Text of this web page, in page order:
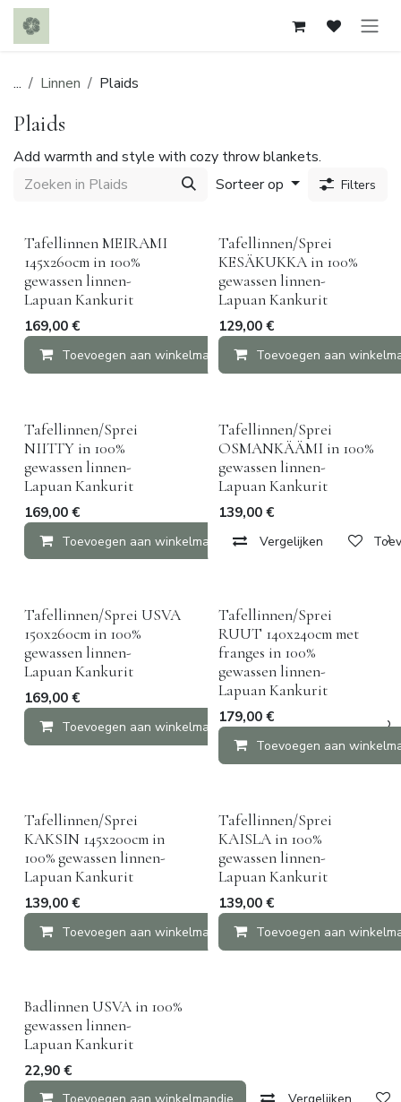
Overslaan naar inhoud
... Linnen Plaids
Plaids
Add warmth and style with cozy throw blankets.
Sorteer op
Filters
Tafellinnen MEIRAMI
145x260cm in 100%
gewassen linnen-
Lapuan Kankurit
169,00 €
Toevoegen aan winkelmandje Vergelijken
Tafellinnen/Sprei
KESÄKUKKA in 100%
gewassen linnen-
Lapuan Kankurit
129,00€
Toevoegen aan
Tafellinnen/Sprei
NIITTY in 100%
gewassen linnen-
Lapuan Kankurit
169,00 €
Toevoegen aan winkelmandje Vergelijken
Tafellinnen/Sprei
OSMANKÄÄMI in 100%
gewassen linnen-
Lapuan Kankurit
139,00€
Vergelijken
Tafellinnen/Sprei USVA
150x260cm in 100%
gewassen linnen-
Lapuan Kankurit
169,00 €
Toevoegen aan winkelmandje Vergelijken
Tafellinnen/Sprei
RUUT 140x240cm met
franges in 100%
gewassen linnen-
Lapuan Kankurit
179,00€
Toevoegen aan
Tafellinnen/Sprei
KAKSIN 145x200cm in
100% gewassen linnen-
Lapuan Kankurit
139,00 €
Toevoegen aan winkelmandje Vergelijken
Nieuw!
Tafellinnen/Sprei
KAISLA in 100%
gewassen linnen-
Lapuan Kankurit
139,00€
Toevoegen aan
Badlinnen USVA in 100%
gewassen linnen-
Lapuan Kankurit
22,90 €